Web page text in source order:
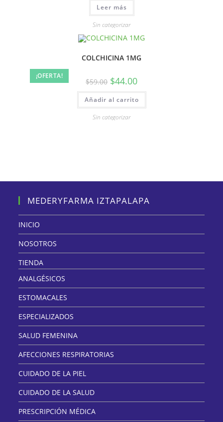
Leer más
Sin categorizar
¡OFERTA!
COLCHICINA 1MG
$59.00 $44.00
Añadir al carrito
Sin categorizar
MEDERYFARMA IZTAPALAPA
INICIO
NOSOTROS
TIENDA
ANALGÉSICOS
ESTOMACALES
ESPECIALIZADOS
SALUD FEMENINA
AFECCIONES RESPIRATORIAS
CUIDADO DE LA PIEL
CUIDADO DE LA SALUD
PRESCRIPCIÓN MÉDICA